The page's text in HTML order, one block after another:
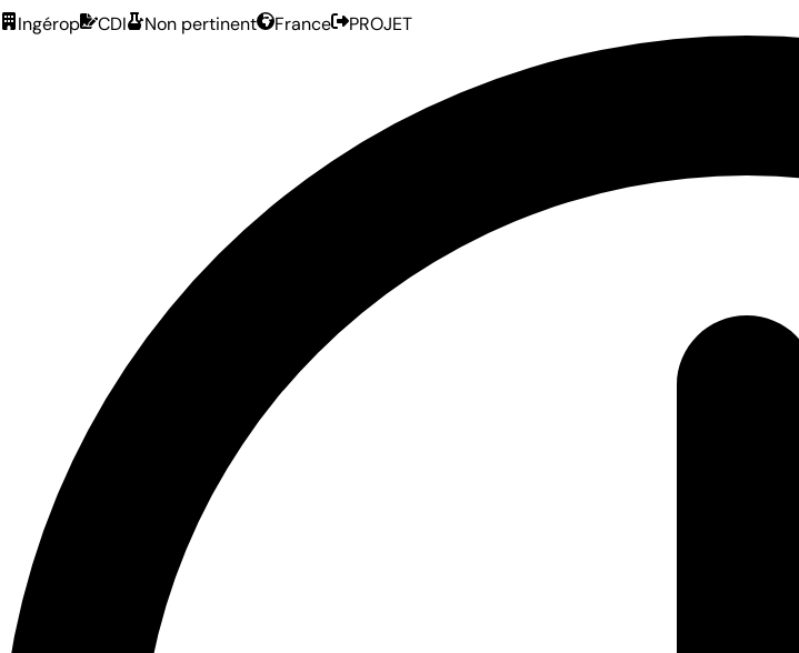
Ingérop CDI Non pertinent France PROJET